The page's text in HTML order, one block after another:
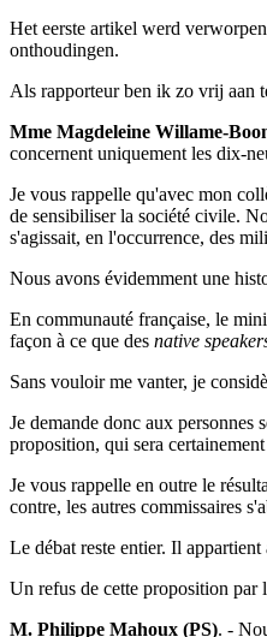
Het eerste artikel werd
onthoudingen.
Als rapporteur ben ik zo vrij aan
Mme Magdeleine Willame-
concernent uniquement les dix-
Je vous rappelle qu'avec mon
de sensibiliser la société civile.
s'agissait, en l'occurrence, des
Nous avons évidemment une
En communauté française, le
façon à ce que des native
Sans vouloir me vanter, je
Je demande donc aux personnes
proposition, qui sera
Je vous rappelle en outre le
contre, les autres commissaires
Le débat reste entier. Il
Un refus de cette proposition par
M. Philippe Mahoux (PS). -